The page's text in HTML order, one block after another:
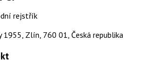
rejstřík
Zlín, 760 01, Česká republika